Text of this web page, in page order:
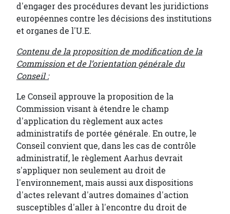
d'engager des procédures devant les juridictions
européennes contre les décisions des institutions
et organes de l'U.E.
Contenu de la proposition de modification de la
Commission et de l’orientation générale du
Conseil :
Le Conseil approuve la proposition de la
Commission visant à étendre le champ
d'application du règlement aux actes
administratifs de portée générale. En outre, le
Conseil convient que, dans les cas de contrôle
administratif, le règlement Aarhus devrait
s'appliquer non seulement au droit de
l'environnement, mais aussi aux dispositions
d'actes relevant d'autres domaines d'action
susceptibles d'aller à l'encontre du droit de